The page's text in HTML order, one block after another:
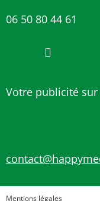
06 50 80 44 61
Votre publicité
Mentions légales